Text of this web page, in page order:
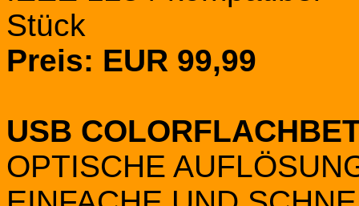
Stück
Preis: EUR 99,99
USB
OPTISCHE